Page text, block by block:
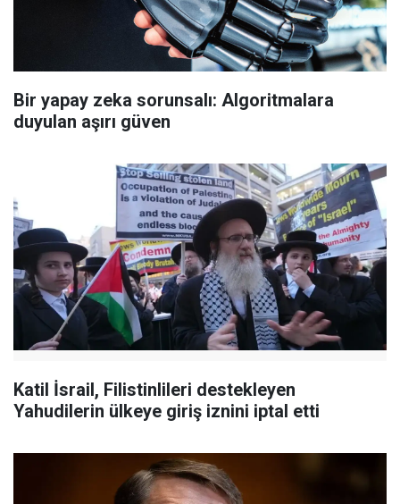
Bir yapay zeka sorunsalı: Algoritmalara
duyulan aşırı güven
Katil İsrail, Filistinlileri destekleyen
Yahudilerin ülkeye giriş iznini iptal etti